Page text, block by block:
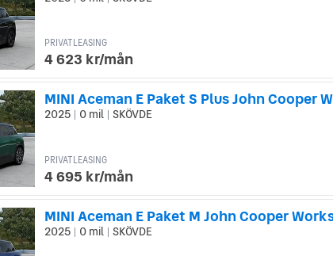
PRIVATLEASING
4 623 kr/mån
MINI Aceman E Paket S Plus John Cooper
2025 0 mil SKÖVDE
PRIVATLEASING
4 695 kr/mån
MINI Aceman E Paket M John Cooper
2025 0 mil SKÖVDE